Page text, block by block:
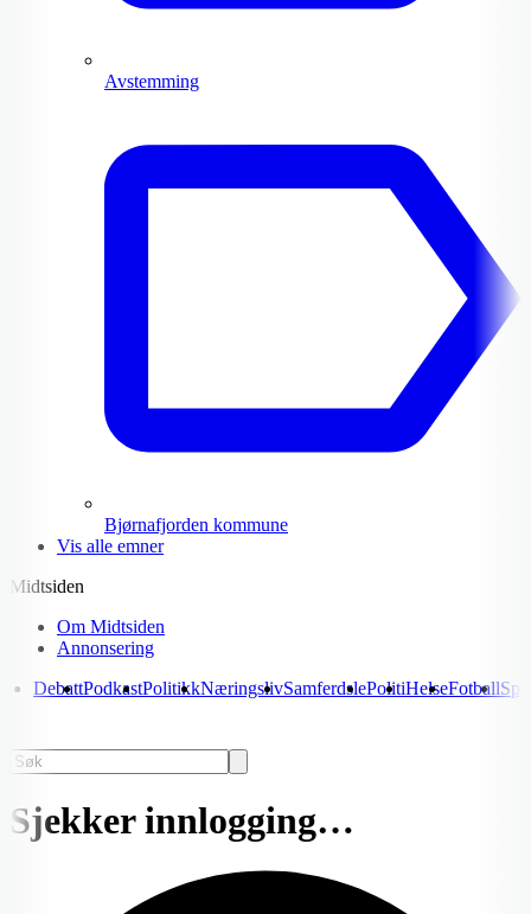
Avstemming
Bjørnafjorden kommune
Vis alle emner
Midtsiden
Om Midtsiden
Annonsering
DebattPodkastPolitikkNæringslivSamferdslePolitiHelseFotball
Sjekker innlogging…